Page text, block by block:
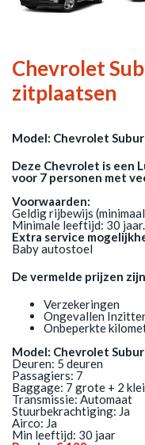
Chevrolet
zitplaatsen
Model: Chevrolet
Deze Chevrolet is een
voor 7 personen met
Voorwaarden:
Geldig rijbewijs
Minimale leeftijd: 30 jaar.
Extra service
Baby autostoel
De vermelde prijzen
Verzekeringen
Ongevallen
Onbeperkte
Model: Chevrolet
Deuren: 5 deuren
Passagiers: 7
Baggage: 7 grote + 2
Transmissie: Automaat
Stuurbekrachtiging: Ja
Airco: Ja
Min leeftijd: 30 jaar